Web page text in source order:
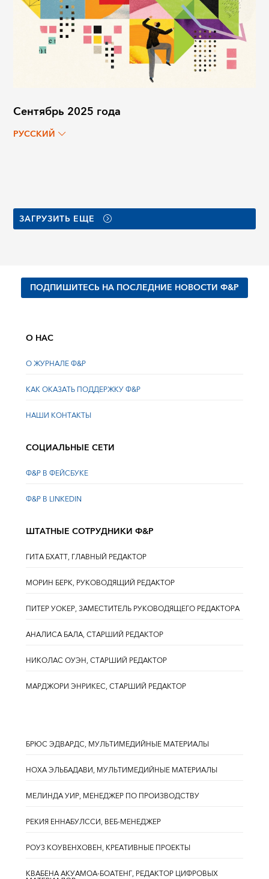
Сентябрь 2025 года
РУССКИЙ
ЗАГРУЗИТЬ ЕЩЕ
ПОДПИШИТЕСЬ НА ПОСЛЕДНИЕ НОВОСТИ Ф&Р
О НАС
О ЖУРНАЛЕ Ф&Р
КАК ОКАЗАТЬ ПОДДЕРЖКУ Ф&Р
НАШИ КОНТАКТЫ
СОЦИАЛЬНЫЕ СЕТИ
Ф&Р В ФЕЙСБУКЕ
Ф&Р В LINKEDIN
ШТАТНЫЕ СОТРУДНИКИ Ф&Р
ГИТА БХАТТ, ГЛАВНЫЙ РЕДАКТОР
МОРИН БЕРК, РУКОВОДЯЩИЙ РЕДАКТОР
ПИТЕР УОКЕР, ЗАМЕСТИТЕЛЬ РУКОВОДЯЩЕГО РЕДАКТОРА
АНАЛИСА БАЛА, СТАРШИЙ РЕДАКТОР
НИКОЛАС ОУЭН, СТАРШИЙ РЕДАКТОР
МАРДЖОРИ ЭНРИКЕС, СТАРШИЙ РЕДАКТОР
БРЮС ЭДВАРДС, МУЛЬТИМЕДИЙНЫЕ МАТЕРИАЛЫ
НОХА ЭЛЬБАДАВИ, МУЛЬТИМЕДИЙНЫЕ МАТЕРИАЛЫ
МЕЛИНДА УИР, МЕНЕДЖЕР ПО ПРОИЗВОДСТВУ
РЕКИЯ ЕННАБУЛССИ, ВЕБ-МЕНЕДЖЕР
РОУЗ КОУВЕНХОВЕН, КРЕАТИВНЫЕ ПРОЕКТЫ
КВАБЕНА АКУАМОА-БОАТЕНГ, РЕДАКТОР ЦИФРОВЫХ